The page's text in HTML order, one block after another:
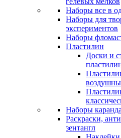
Наборы все в
Наборы для
экспериментов
Наборы
Пластилин
Доски и
Наборы
Раскраски,
зентангл